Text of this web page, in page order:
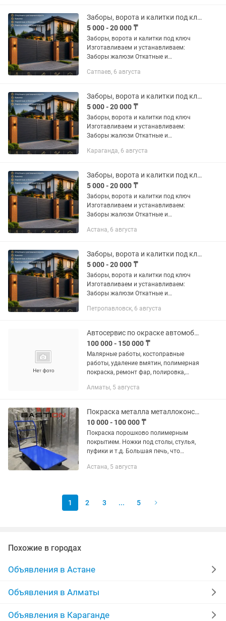
заборы Навесы...
Заборы, ворота и калитки под ключ
5 000 - 20 000 ₸
Заборы, ворота и калитки под ключ
Изготавливаем и устанавливаем:
Заборы жалюзи Откатные и
Металлические и комбинированные
заборы Навесы...
Сатпаев, 6 августа
Заборы, ворота и калитки под ключ
5 000 - 20 000 ₸
Заборы, ворота и калитки под ключ
Изготавливаем и устанавливаем:
Заборы жалюзи Откатные и
Металлические и комбинированные
заборы Навесы...
Караганда, 6 августа
Заборы, ворота и калитки под ключ
5 000 - 20 000 ₸
Заборы, ворота и калитки под ключ
Изготавливаем и устанавливаем:
Заборы жалюзи Откатные и
Металлические и комбинированные
заборы Навесы...
Астана, 6 августа
Заборы, ворота и калитки под ключ!
5 000 - 20 000 ₸
Заборы, ворота и калитки под ключ
Изготавливаем и устанавливаем:
Заборы жалюзи Откатные и
Металлические и комбинированные
заборы Навесы...
Петропавловск, 6 августа
Автосервис по окраске автомобилей
100 000 - 150 000 ₸
Малярные работы, костоправные
работы, удаление вмятин, полимерная
покраска, ремонт фар, полировка,
предпродажная подготовка, оклейка
срок...
Алматы, 5 августа
Покраска металла металлоконстуркций порошково полимерная покраска
10 000 - 100 000 ₸
Покраска порошково полимерным
покрытием. Ножки под столы, стулья,
пуфики и т.д. Большая печь, что
количество Работаем с организациями
Астана, 5 августа
1 2 3 ... 5
Похожие в городах
Объявления в Астане
Объявления в Алматы
Объявления в Караганде